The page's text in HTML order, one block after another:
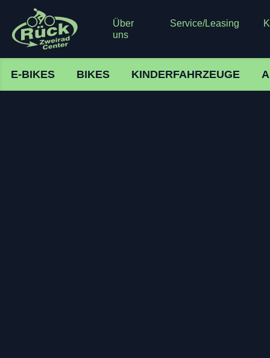
Über
uns
Service/Leasing
E-BIKES BIKES KINDERFAHRZEUGE